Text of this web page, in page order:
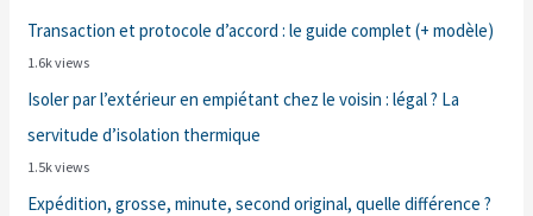
Transaction et protocole d’accord : le guide complet (+ modèle)
1.6k views
Isoler par l’extérieur en empiétant chez le voisin : légal ? La
servitude d’isolation thermique
1.5k views
Expédition, grosse, minute, second original, quelle différence ?